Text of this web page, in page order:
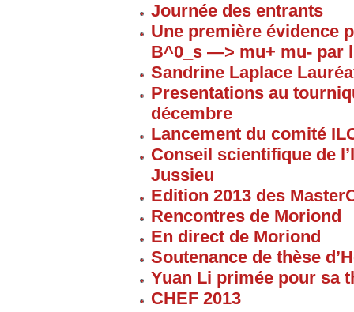
Journée des entrants
Une première évidence
B^0_s —> mu+ mu- par
Sandrine Laplace
Presentations au
décembre
Lancement du comité
Conseil scientifique de
Jussieu
Edition 2013 des
Rencontres de Moriond
En direct de Moriond
Soutenance de thèse
Yuan Li primée pour sa
CHEF 2013